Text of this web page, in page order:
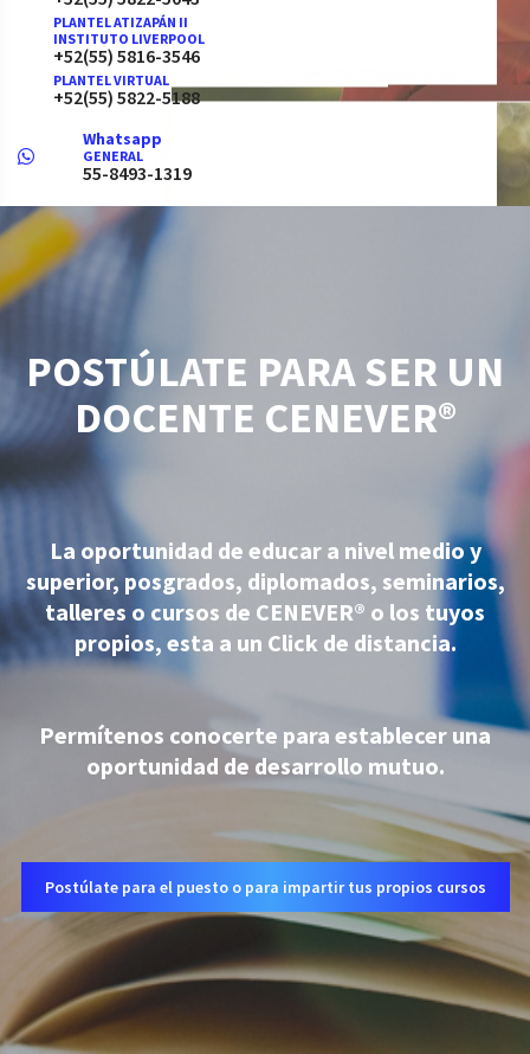
PLANTEL ATIZAPÁN II
INSTITUTO LIVERPOOL
+52(55) 5816-3546
PLANTEL VIRTUAL
+52(55) 5822-5188
Whatsapp
GENERAL
55-8493-1319
POSTÚLATE PARA SER UN
DOCENTE CENEVER®
La oportunidad de educar a nivel medio y
superior, posgrados, diplomados, seminarios,
talleres o cursos de CENEVER® o los tuyos
propios, esta a un Click de distancia.
Permítenos conocerte para establecer una
oportunidad de desarrollo mutuo.
Postúlate para el puesto o para impartir tus propios cursos